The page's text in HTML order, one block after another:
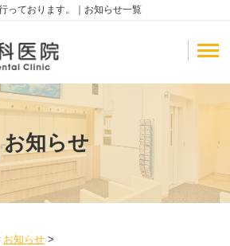
っております。｜お知らせ一覧
お知らせ
お知らせ >